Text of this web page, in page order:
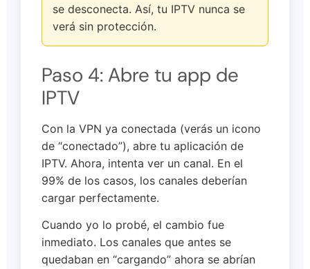
se desconecta. Así, tu IPTV nunca se
verá sin protección.
Paso 4: Abre tu app de
IPTV
Con la VPN ya conectada (verás un icono
de “conectado”), abre tu aplicación de
IPTV. Ahora, intenta ver un canal. En el
99% de los casos, los canales deberían
cargar perfectamente.
Cuando yo lo probé, el cambio fue
inmediato. Los canales que antes se
quedaban en “cargando” ahora se abrían